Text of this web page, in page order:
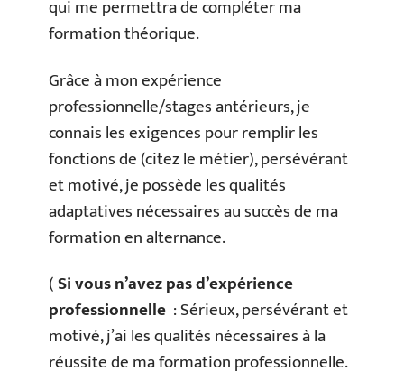
qui me permettra de compléter ma
formation théorique.
Grâce à mon expérience
professionnelle/stages antérieurs, je
connais les exigences pour remplir les
fonctions de (citez le métier), persévérant
et motivé, je possède les qualités
adaptatives nécessaires au succès de ma
formation en alternance.
(Si vous n’avez pas d’expérience
professionnelle : Sérieux, persévérant et
motivé, j’ai les qualités nécessaires à la
réussite de ma formation professionnelle.